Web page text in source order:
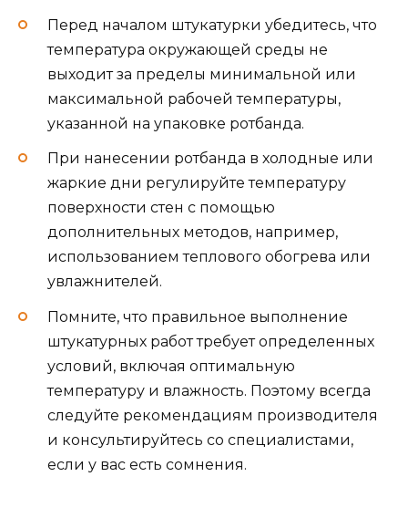
Перед началом штукатурки убедитесь, что
температура окружающей среды не
выходит за пределы минимальной или
максимальной рабочей температуры,
указанной на упаковке ротбанда.
При нанесении ротбанда в холодные или
жаркие дни регулируйте температуру
поверхности стен с помощью
дополнительных методов, например,
использованием теплового обогрева или
увлажнителей.
Помните, что правильное выполнение
штукатурных работ требует определенных
условий, включая оптимальную
температуру и влажность. Поэтому всегда
следуйте рекомендациям производителя
и консультируйтесь со специалистами,
если у вас есть сомнения.